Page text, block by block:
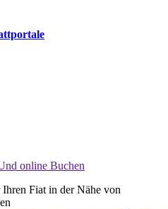
online Buchen
Fiat in der Nähe von